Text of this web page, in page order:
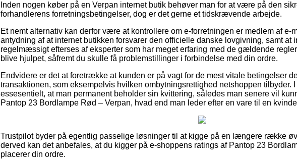
Inden nogen køber på en Verpan internet butik behøver man for at være på den
forhandlerens forretningsbetingelser, dog er det gerne et tidskrævende arbejde.
Et nemt alternativ kan derfor være at kontrollere om e-forretningen er medlem af e-
antydning af at internet butikken forsvarer den officielle danske lovgivning, samt at
regelmæssigt efterses af eksperter som har meget erfaring med de gældende
blive hjulpet, såfremt du skulle få problemstillinger i forbindelse med din ordre.
Endvidere er det at foretrække at kunden er på vagt for de mest vitale betingelser
transaktionen, som eksempelvis hvilken ombytningsrettighed netshoppen tilbyder.
essesentielt, at man permanent beholder sin kvittering, således man senere vil
Pantop 23 Bordlampe Rød – Verpan, hvad end man leder efter en vare til en
Trustpilot byder på egentlig passelige løsninger til at kigge på en længere række
derved kan det anbefales, at du kigger på e-shoppens ratings af Pantop 23
placerer din ordre.